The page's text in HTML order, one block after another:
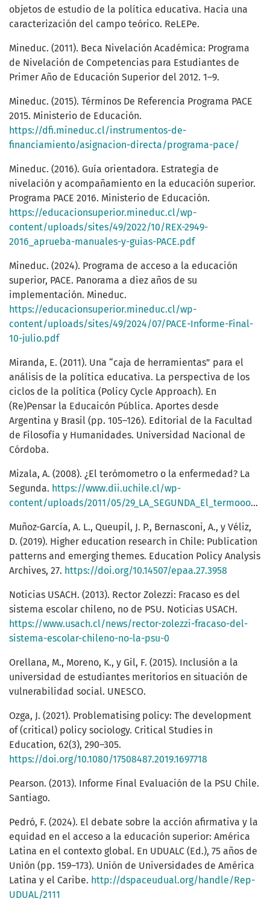
objetos de estudio de la política educativa. Hacia una
caracterización del campo teórico. ReLEPe.
Mineduc. (2011). Beca Nivelación Académica: Programa
de Nivelación de Competencias para Estudiantes de
Primer Año de Educación Superior del 2012. 1–9.
Mineduc. (2015). Términos De Referencia Programa PACE
2015. Ministerio de Educación.
https://dfi.mineduc.cl/instrumentos-de-
financiamiento/asignacion-directa/programa-pace/
Mineduc. (2016). Guía orientadora. Estrategia de
nivelación y acompañamiento en la educación superior.
Programa PACE 2016. Ministerio de Educación.
https://educacionsuperior.mineduc.cl/wp-
content/uploads/sites/49/2022/10/REX-2949-
2016_aprueba-manuales-y-guias-PACE.pdf
Mineduc. (2024). Programa de acceso a la educación
superior, PACE. Panorama a diez años de su
implementación. Mineduc.
https://educacionsuperior.mineduc.cl/wp-
content/uploads/sites/49/2024/07/PACE-Informe-Final-
10-julio.pdf
Miranda, E. (2011). Una “caja de herramientas” para el
análisis de la política educativa. La perspectiva de los
ciclos de la política (Policy Cycle Approach). En
(Re)Pensar la Educaicón Pública. Aportes desde
Argentina y Brasil (pp. 105–126). Editorial de la Facultad
de Filosofía y Humanidades. Universidad Nacional de
Córdoba.
Mizala, A. (2008). ¿El terómometro o la enfermedad? La
Segunda. https://www.dii.uchile.cl/wp-
content/uploads/2011/05/29_LA_SEGUNDA_El_termooometro_o_la_enfermedad__columna_Alejandra_Mizala.pdf
Muñoz-García, A. L., Queupil, J. P., Bernasconi, A., y Véliz,
D. (2019). Higher education research in Chile: Publication
patterns and emerging themes. Education Policy Analysis
Archives, 27. https://doi.org/10.14507/epaa.27.3958
Noticias USACH. (2013). Rector Zolezzi: Fracaso es del
sistema escolar chileno, no de PSU. Noticias USACH.
https://www.usach.cl/news/rector-zolezzi-fracaso-del-
sistema-escolar-chileno-no-la-psu-0
Orellana, M., Moreno, K., y Gil, F. (2015). Inclusión a la
universidad de estudiantes meritorios en situación de
vulnerabilidad social. UNESCO.
Ozga, J. (2021). Problematising policy: The development
of (critical) policy sociology. Critical Studies in
Education, 62(3), 290–305.
https://doi.org/10.1080/17508487.2019.1697718
Pearson. (2013). Informe Final Evaluación de la PSU Chile.
Santiago.
Pedró, F. (2024). El debate sobre la acción afirmativa y la
equidad en el acceso a la educación superior: América
Latina en el contexto global. En UDUALC (Ed.), 75 años de
Unión (pp. 159–173). Unión de Universidades de América
Latina y el Caribe. http://dspaceudual.org/handle/Rep-
UDUAL/2111